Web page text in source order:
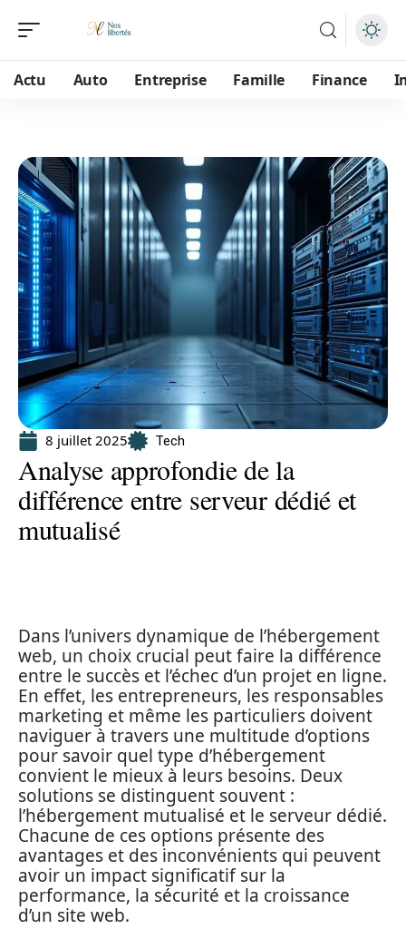
Actu Auto Entreprise Famille Finance
8 juillet 2025 Tech
Analyse approfondie de la
différence entre serveur dédié et
mutualisé
Dans l’univers dynamique de l’hébergement
web, un choix crucial peut faire la différence
entre le succès et l’échec d’un projet en ligne.
En effet, les entrepreneurs, les responsables
marketing et même les particuliers doivent
naviguer à travers une multitude d’options
pour savoir quel type d’hébergement
convient le mieux à leurs besoins. Deux
solutions se distinguent souvent :
l’hébergement mutualisé et le serveur dédié.
Chacune de ces options présente des
avantages et des inconvénients qui peuvent
avoir un impact significatif sur la
performance, la sécurité et la croissance
d’un site web.